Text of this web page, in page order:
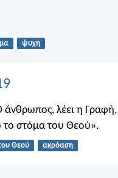
ψυχή
λέει η
το στόμα του Θεού».
Θεού ακρόαση